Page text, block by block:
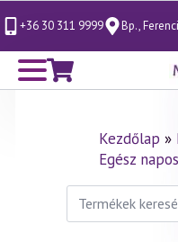
+36 30 311 9999 Bp.,
Kezdőlap »
Egész
Keresés
következőre: